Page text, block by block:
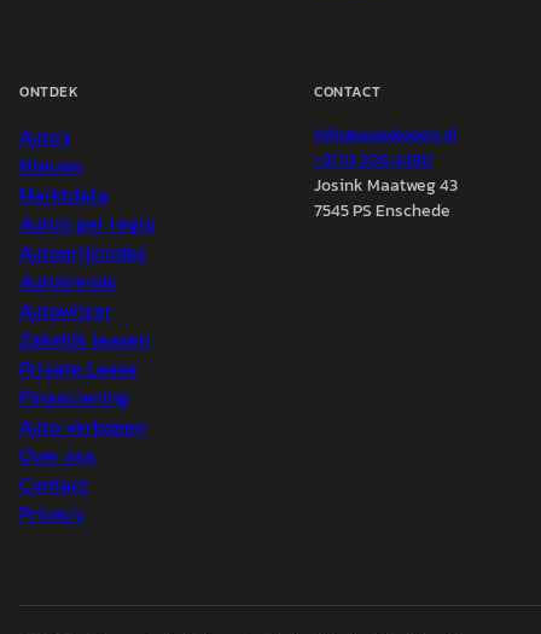
ONTDEK
Auto's
Nieuws
Marktdata
Auto's per regio
Autoprijsindex
Autotrends
Autowijzer
Zakelijk leasen
Private Lease
Financiering
Auto verkopen
Over ons
Contact
Privacy
CONTACT
info@autokopen.nl
+31 53 208 4490
Josink Maatweg 43
7545 PS Enschede